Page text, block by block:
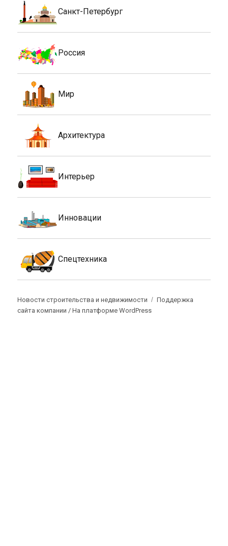
Санкт-Петербург
Россия
Мир
Архитектура
Интерьер
Инновации
Спецтехника
Новости строительства и недвижимости
Поддержка
сайта компании /На платформе WordPress